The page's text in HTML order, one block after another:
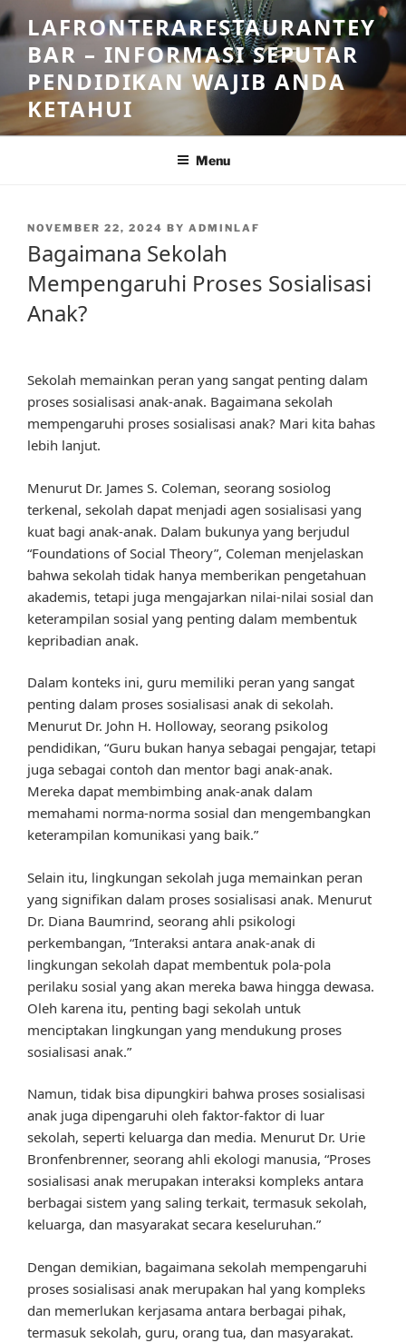
Skip
to
content
LAFRONTERARESTAURANTEY
BAR – INFORMASI SEPUTAR
PENDIDIKAN WAJIB ANDA
KETAHUI
Menu
POSTED
NOVEMBER 22, 2024 BY ADMINLAF
Bagaimana Sekolah
Mempengaruhi Proses Sosialisasi
Anak?
Sekolah memainkan peran yang sangat penting dalam
proses sosialisasi anak-anak. Bagaimana sekolah
mempengaruhi proses sosialisasi anak? Mari kita bahas
lebih lanjut.
Menurut Dr. James S. Coleman, seorang sosiolog
terkenal, sekolah dapat menjadi agen sosialisasi yang
kuat bagi anak-anak. Dalam bukunya yang berjudul
“Foundations of Social Theory”, Coleman menjelaskan
bahwa sekolah tidak hanya memberikan pengetahuan
akademis, tetapi juga mengajarkan nilai-nilai sosial dan
keterampilan sosial yang penting dalam membentuk
kepribadian anak.
Dalam konteks ini, guru memiliki peran yang sangat
penting dalam proses sosialisasi anak di sekolah.
Menurut Dr. John H. Holloway, seorang psikolog
pendidikan, “Guru bukan hanya sebagai pengajar, tetapi
juga sebagai contoh dan mentor bagi anak-anak.
Mereka dapat membimbing anak-anak dalam
memahami norma-norma sosial dan mengembangkan
keterampilan komunikasi yang baik.”
Selain itu, lingkungan sekolah juga memainkan peran
yang signifikan dalam proses sosialisasi anak. Menurut
Dr. Diana Baumrind, seorang ahli psikologi
perkembangan, “Interaksi antara anak-anak di
lingkungan sekolah dapat membentuk pola-pola
perilaku sosial yang akan mereka bawa hingga dewasa.
Oleh karena itu, penting bagi sekolah untuk
menciptakan lingkungan yang mendukung proses
sosialisasi anak.”
Namun, tidak bisa dipungkiri bahwa proses sosialisasi
anak juga dipengaruhi oleh faktor-faktor di luar
sekolah, seperti keluarga dan media. Menurut Dr. Urie
Bronfenbrenner, seorang ahli ekologi manusia, “Proses
sosialisasi anak merupakan interaksi kompleks antara
berbagai sistem yang saling terkait, termasuk sekolah,
keluarga, dan masyarakat secara keseluruhan.”
Dengan demikian, bagaimana sekolah mempengaruhi
proses sosialisasi anak merupakan hal yang kompleks
dan memerlukan kerjasama antara berbagai pihak,
termasuk sekolah, guru, orang tua, dan masyarakat.